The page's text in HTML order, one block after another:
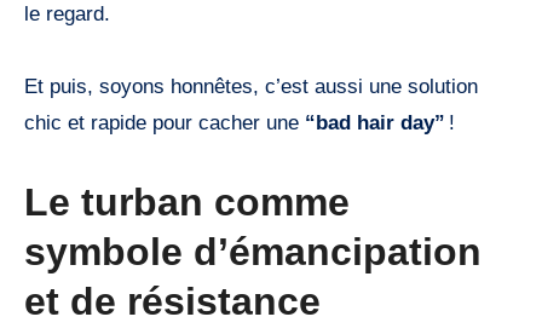
le regard.
Et puis, soyons honnêtes, c’est aussi une solution
chic et rapide pour cacher une “bad hair day” !
Le turban comme
symbole d’émancipation
et de résistance